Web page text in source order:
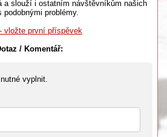
a slouží i ostatním návštěvníkům našich
problémy.
vložte první příspěvek
/ Komentář:
vyplnit.